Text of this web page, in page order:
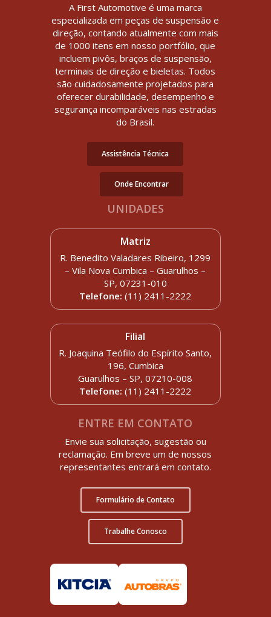
A First Automotive é uma marca
especializada em peças de suspensão e
direção, contando atualmente com mais
de 1000 itens em nosso portfólio, que
incluem pivôs, braços de suspensão,
terminais de direção e bieletas. Todos
são cuidadosamente projetados para
oferecer durabilidade, desempenho e
segurança incomparáveis nas estradas
do Brasil.
Assistência Técnica
Onde Encontrar
UNIDADES
Matriz
R. Benedito Valadares Ribeiro, 1299
– Vila Nova Cumbica – Guarulhos –
SP, 07231-010
Telefone:(11) 2411-2222
Filial
R. Joaquina Teófilo do Espírito Santo,
196, Cumbica
Guarulhos – SP, 07210-008
Telefone: (11) 2411-2222
ENTRE EM CONTATO
Envie sua solicitação, sugestão ou
reclamação. Em breve um de nossos
representantes entrará em contato.
Formulário de Contato
Trabalhe Conosco